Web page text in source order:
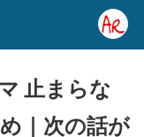
止まらな
｜次の話が